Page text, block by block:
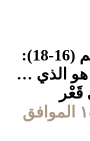
(15) شرح الأبيات رقم (16-18):
هو الذي …
١٣/رجب/١٤٤٢ الموافق